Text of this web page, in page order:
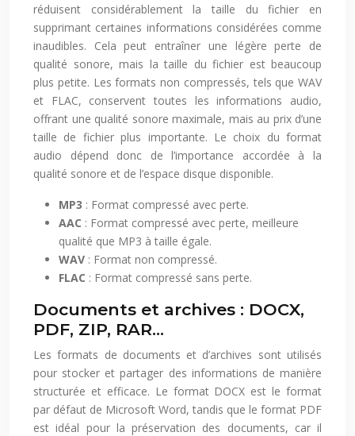
réduisent considérablement la taille du fichier en
supprimant certaines informations considérées comme
inaudibles. Cela peut entraîner une légère perte de
qualité sonore, mais la taille du fichier est beaucoup
plus petite. Les formats non compressés, tels que WAV
et FLAC, conservent toutes les informations audio,
offrant une qualité sonore maximale, mais au prix d’une
taille de fichier plus importante. Le choix du format
audio dépend donc de l’importance accordée à la
qualité sonore et de l’espace disque disponible.
MP3 : Format compressé avec perte.
AAC : Format compressé avec perte, meilleure
qualité que MP3 à taille égale.
WAV : Format non compressé.
FLAC : Format compressé sans perte.
Documents et archives : DOCX,
PDF, ZIP, RAR…
Les formats de documents et d’archives sont utilisés
pour stocker et partager des informations de manière
structurée et efficace. Le format DOCX est le format
par défaut de Microsoft Word, tandis que le format PDF
est idéal pour la préservation des documents, car il